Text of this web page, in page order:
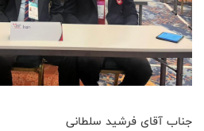
جناب آقای فرشید سلطانی